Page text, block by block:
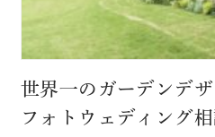
世界一のガーデンデ
フォトウェディング